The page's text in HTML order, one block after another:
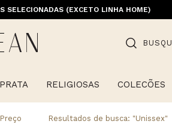
SELECIONADAS (EXCETO LINHA HOME)
ALIANÇAS, RELÓGIOS E ITENS EM
RELIGIOSAS COLECÕES
Resultados de busca: "unissex"